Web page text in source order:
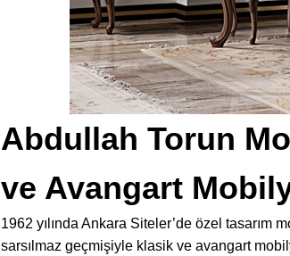
Abdullah Torun
ve Avangart
1962 yılında Ankara Siteler’de özel tasarım
sarsılmaz geçmişiyle klasik ve avangart